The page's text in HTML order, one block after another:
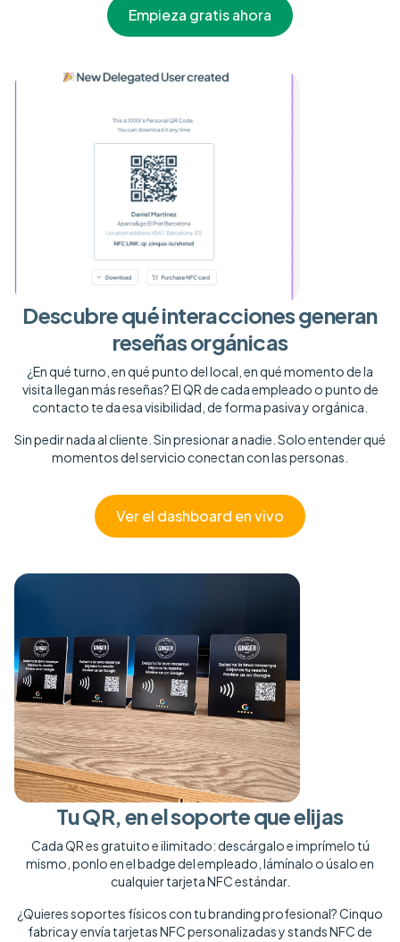
Empieza gratis ahora
Descubre qué interacciones generan
reseñas orgánicas
¿En qué turno, en qué punto del local, en qué momento de la
visita llegan más reseñas? El QR de cada empleado o punto de
contacto te da esa visibilidad, de forma pasiva y orgánica.
Sin pedir nada al cliente. Sin presionar a nadie. Solo entender qué
momentos del servicio conectan con las personas.
Ver el dashboard en vivo
Tu QR, en el soporte que elijas
Cada QR es gratuito e ilimitado: descárgalo e imprímelo tú
mismo, ponlo en el badge del empleado, lámínalo o úsalo en
cualquier tarjeta NFC estándar.
¿Quieres soportes físicos con tu branding profesional? Cinquo
fabrica y envía tarjetas NFC personalizadas y stands NFC de